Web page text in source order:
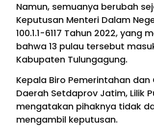
Namun, semuanya berubah
Keputusan Menteri Dalam
100.1.1-6117 Tahun 2022, yang
bahwa 13 pulau tersebut
Kabupaten Tulungagung.
Kepala Biro Pemerintahan
Daerah Setdaprov Jatim, Lilik
mengatakan pihaknya tidak
mengambil keputusan.